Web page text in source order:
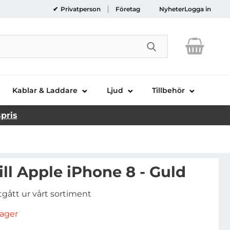
Privatperson Företag NyheterLogga in
Genomför
Kablar & Laddare Ljud Tillbehör
Apple iPhone 8 - Guld
ur vårt sortiment